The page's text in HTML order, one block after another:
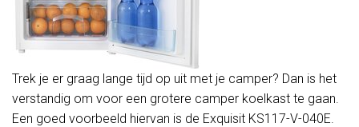
Trek je er graag lange tijd op uit met je camper? Dan is het
verstandig om voor een grotere camper koelkast te gaan.
Een goed voorbeeld hiervan is de Exquisit KS117-V-040E.